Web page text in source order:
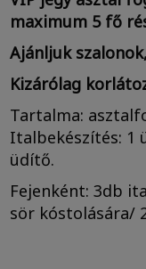
maximum 5 fő
Ajánljuk
Kizárólag
Tartalma:
Italbekészítés: 1
üdítő.
Fejenként: 3db
sör kóstolására/